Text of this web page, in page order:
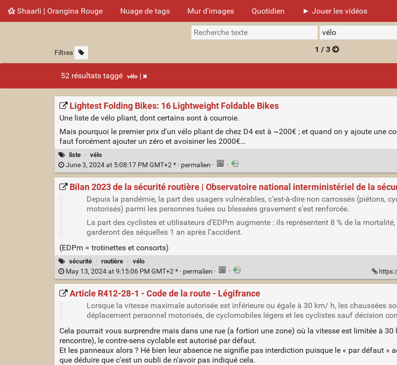
Shaarli ¦ Orangina Rouge Nuage de tags Mur d'images Quotidien ► Jouer les vidéos
Filtres 1 / 3
52 résultats taggé vélo
Lightest Folding Bikes: 16 Lightweight Foldable Bikes
Une liste de vélo pliant, dont certains sont à courroie.
Mais pourquoi le premier prix d'un vélo pliant de chez D4 est à ~200€ ; et quand on y ajoute une
faut forcément ajouter un zéro et avoisiner les 2000€…
liste · vélo
June 3, 2024 at 5:08:17 PM GMT+2 * · permalien · ·
Bilan 2023 de la sécurité routière | Observatoire national interministériel de la
Depuis la pandémie, la part des usagers vulnérables, c’est-à-dire non carrossés (piétons,
motorisés) parmi les personnes tuées ou blessées gravement s’est renforcée.
La part des cyclistes et utilisateurs d’EDPm augmente : ils représentent 8 % de la
garderont des séquelles 1 an après l’accident.
(EDPm = trotinettes et consorts)
sécurité · routière · vélo
May 13, 2024 at 9:15:06 PM GMT+2 * · permalien · · https://
Article R412-28-1 - Code de la route - Légifrance
Lorsque la vitesse maximale autorisée est inférieure ou égale à 30 km/ h, les chaussées
déplacement personnel motorisés, de cyclomobiles légers et les cyclistes sauf décision
Cela pourrait vous surprendre mais dans une rue (a fortiori une zone) où la vitesse est limitée à
rencontre), le contre-sens cyclable est autorisé par défaut.
Et les panneaux alors ? Hé bien leur absence ne signifie pas interdiction puisque le « par défaut »
que déduire que c'est un oubli de n'avoir pas indiqué cela.